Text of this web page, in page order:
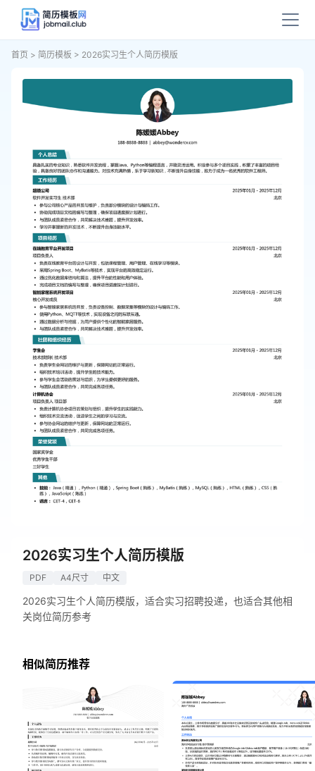
首页 > 简历模板 > 2026实习生个人简历模版
2026实习生个人简历模版
PDF A4尺寸 中文
2026实习生个人简历模版，适合实习招聘投递，也适合其他相
关岗位简历参考
相似简历推荐